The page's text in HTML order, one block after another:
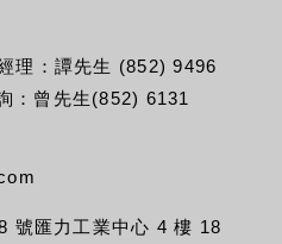
理：譚先生 (852) 9496
：曾先生(852) 6131
號匯力工業中心 4 樓 18